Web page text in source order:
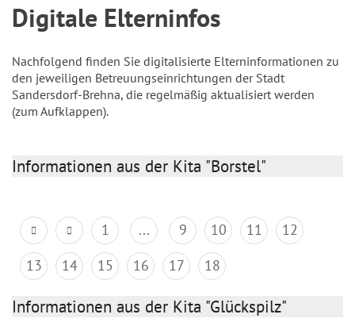
Digitale Elterninfos
Nachfolgend finden Sie digitalisierte Elterninformationen zu
den jeweiligen Betreuungseinrichtungen der Stadt
Sandersdorf-Brehna, die regelmäßig aktualisiert werden
(zum Aufklappen).
Informationen aus der Kita "Borstel"
1 ... 9 10 11
12
13
14 15 16 17 18
Informationen aus der Kita "Glückspilz"